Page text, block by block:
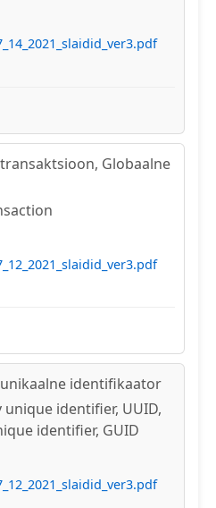
Globaalne
identifikaator
unique identifier, UUID,
identifier, GUID